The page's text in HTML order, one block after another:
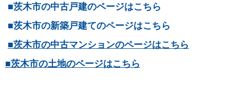
■茨木市の中古戸建のページはこちら
■茨木市の新築戸建てのページはこちら
■茨木市の中古マンションのページはこちら
■茨木市の土地のページはこちら